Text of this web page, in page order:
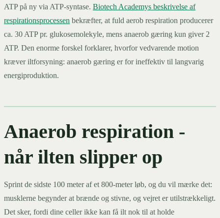
ATP på ny via ATP-syntase. Biotech Academys beskrivelse af
respirationsprocessen bekræfter, at fuld aerob respiration producerer
ca. 30 ATP pr. glukosemolekyle, mens anaerob gæring kun giver 2
ATP. Den enorme forskel forklarer, hvorfor vedvarende motion
kræver iltforsyning: anaerob gæring er for ineffektiv til langvarig
energiproduktion.
Anaerob respiration -
når ilten slipper op
Sprint de sidste 100 meter af et 800-meter løb, og du vil mærke det:
musklerne begynder at brænde og stivne, og vejret er utilstrækkeligt.
Det sker, fordi dine celler ikke kan få ilt nok til at holde